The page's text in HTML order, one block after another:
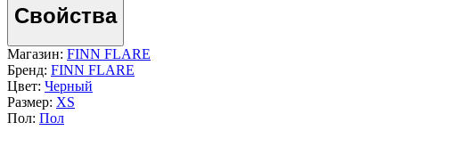
Свойства
Магазин: FINN FLARE
Бренд: FINN FLARE
Цвет: Черный
Размер: XS
Пол: Пол